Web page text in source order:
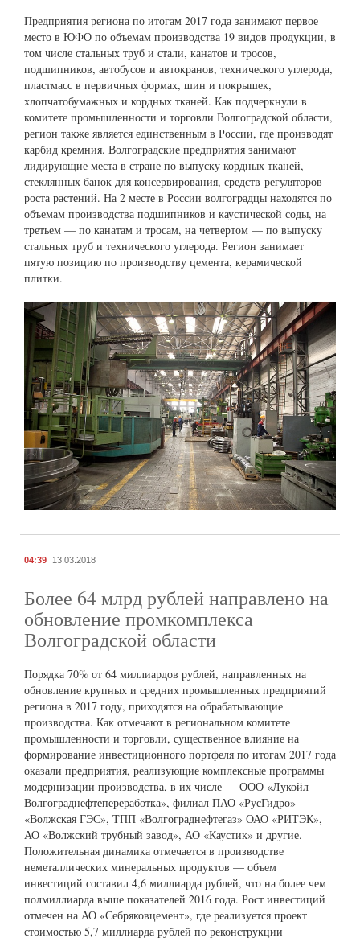
Предприятия региона по итогам 2017 года занимают первое
место в ЮФО по объемам производства 19 видов продукции, в
том числе стальных труб и стали, канатов и тросов,
подшипников, автобусов и автокранов, технического углерода,
пластмасс в первичных формах, шин и покрышек,
хлопчатобумажных и кордных тканей. Как подчеркнули в
комитете промышленности и торговли Волгоградской области,
регион также является единственным в России, где производят
карбид кремния. Волгоградские предприятия занимают
лидирующие места в стране по выпуску кордных тканей,
стеклянных банок для консервирования, средств-регуляторов
роста растений. На 2 месте в России волгоградцы находятся по
объемам производства подшипников и каустической соды, на
третьем — по канатам и тросам, на четвертом — по выпуску
стальных труб и технического углерода. Регион занимает
пятую позицию по производству цемента, керамической
плитки.
04:39 13.03.2018
Более 64 млрд рублей направлено на
обновление промкомплекса
Волгоградской области
Порядка 70% от 64 миллиардов рублей, направленных на
обновление крупных и средних промышленных предприятий
региона в 2017 году, приходятся на обрабатывающие
производства. Как отмечают в региональном комитете
промышленности и торговли, существенное влияние на
формирование инвестиционного портфеля по итогам 2017 года
оказали предприятия, реализующие комплексные программы
модернизации производства, в их числе — ООО «Лукойл-
Волгограднефтепереработка», филиал ПАО «РусГидро» —
«Волжская ГЭС», ТПП «Волгограднефтегаз» ОАО «РИТЭК»,
АО «Волжский трубный завод», АО «Каустик» и другие.
Положительная динамика отмечается в производстве
неметаллических минеральных продуктов — объем
инвестиций составил 4,6 миллиарда рублей, что на более чем
полмиллиарда выше показателей 2016 года. Рост инвестиций
отмечен на АО «Себряковцемент», где реализуется проект
стоимостью 5,7 миллиарда рублей по реконструкции